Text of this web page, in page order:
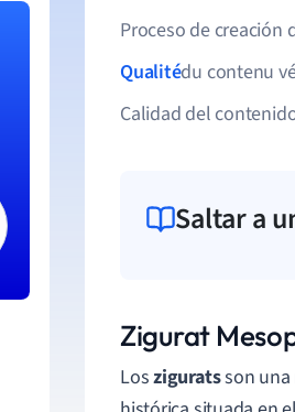
Proceso de
Qualitédu contenu
Calidad del
Saltar a
Zigurat
Losziguratsson una